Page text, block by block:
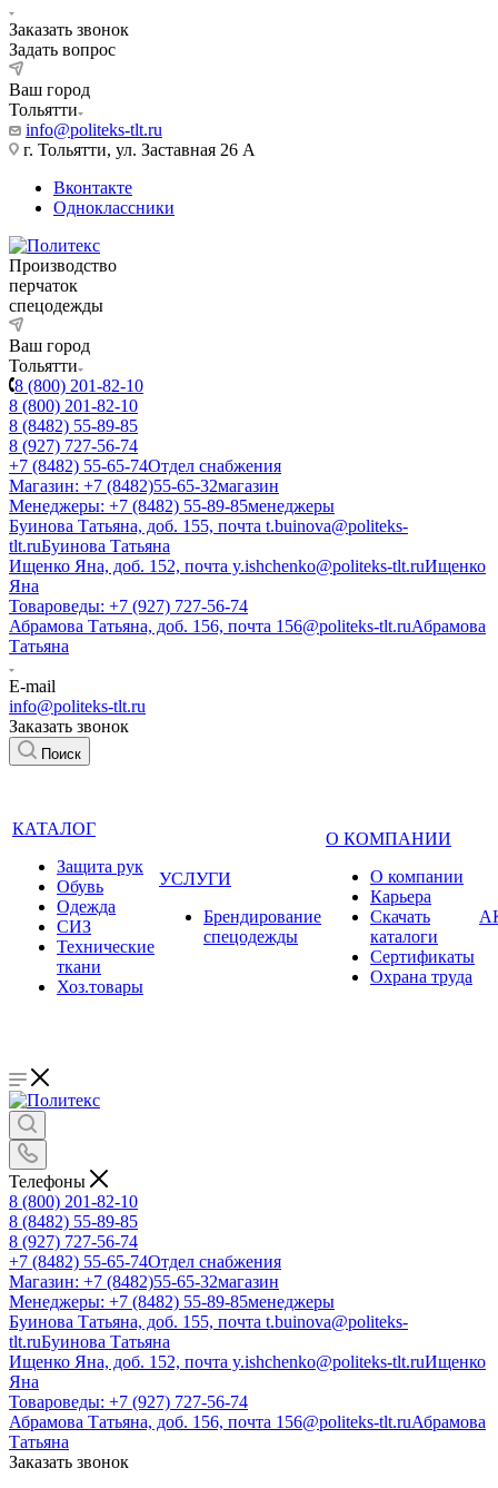
Заказать звонок
Задать вопрос
Ваш город
Тольятти
info@politeks-tlt.ru
г. Тольятти, ул. Заставная 26 А
Вконтакте
Одноклассники
Производство
перчаток
спецодежды
Ваш город
Тольятти
8 (800) 201-82-10
8 (800) 201-82-10
8 (8482) 55-89-85
8 (927) 727-56-74
+7 (8482) 55-65-74Отдел снабжения
Магазин: +7 (8482)55-65-32магазин
Менеджеры: +7 (8482) 55-89-85менеджеры
Буинова Татьяна, доб. 155, почта t.buinova@politeks-
tlt.ruБуинова Татьяна
Ищенко Яна, доб. 152, почта y.ishchenko@politeks-tlt.ruИщенко
Яна
Товароведы: +7 (927) 727-56-74
Абрамова Татьяна, доб. 156, почта 156@politeks-tlt.ruАбрамова
Татьяна
E-mail
info@politeks-tlt.ru
Заказать звонок
Поиск
КАТАЛОГ
Защита рук
Обувь
Одежда
СИЗ
Технические
ткани
Хоз.товары
УСЛУГИ
Брендирование
спецодежды
О КОМПАНИИ
О компании
Карьера
Cкачать
каталоги
Сертификаты
Охрана труда
Телефоны
8 (800) 201-82-10
8 (8482) 55-89-85
8 (927) 727-56-74
+7 (8482) 55-65-74Отдел снабжения
Магазин: +7 (8482)55-65-32магазин
Менеджеры: +7 (8482) 55-89-85менеджеры
Буинова Татьяна, доб. 155, почта t.buinova@politeks-
tlt.ruБуинова Татьяна
Ищенко Яна, доб. 152, почта y.ishchenko@politeks-tlt.ruИщенко
Яна
Товароведы: +7 (927) 727-56-74
Абрамова Татьяна, доб. 156, почта 156@politeks-tlt.ruАбрамова
Татьяна
Заказать звонок